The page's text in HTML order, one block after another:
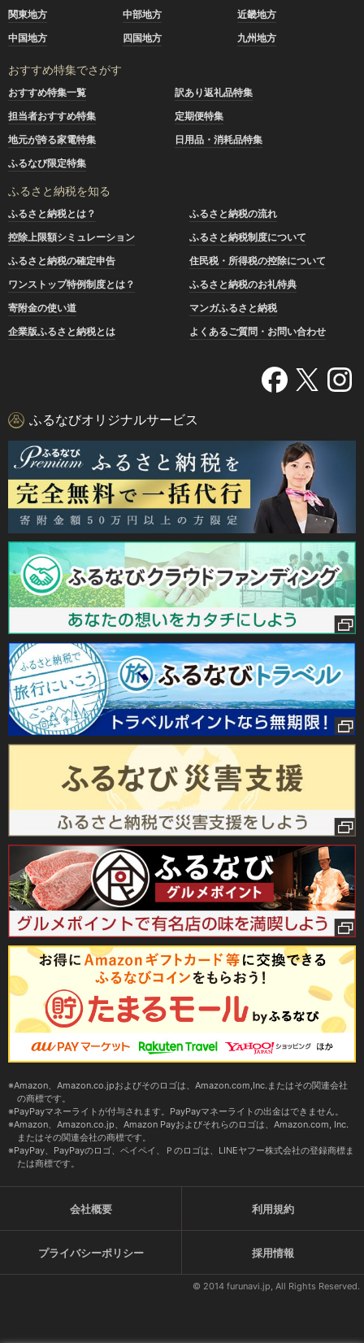
関東地方
中部地方
近畿地方
中国地方
四国地方 九州地方
おすすめ特集でさがす
おすすめ特集一覧
訳あり返礼品特集
担当者おすすめ特集
定期便特集
地元が誇る家電特集
日用品・消耗品特集
ふるなび限定特集
ふるさと納税を知る
ふるさと納税とは？
ふるさと納税の流れ
控除上限額シミュレーション
ふるさと納税制度について
ふるさと納税の確定申告
住民税・所得税の控除について
ワンストップ特例制度とは？
ふるさと納税のお礼特典
寄附金の使い道
マンガふるさと納税
企業版ふるさと納税とは
よくあるご質問・お問い合わせ
ふるなびオリジナルサービス
Amazon、Amazon.co.jpおよびそのロゴは、Amazon.com,Inc.またはその関連会社
の商標です。
PayPayマネーライトが付与されます。PayPayマネーライトの出金はできません。
Amazon、Amazon.co.jp、Amazon Payおよびそれらのロゴは、Amazon.com, Inc.
またはその関連会社の商標です。
PayPay、PayPayのロゴ、ペイペイ、Ｐのロゴは、LINEヤフー株式会社の登録商標ま
たは商標です。
会社概要 利用規約
プライバシーポリシー 採用情報
© 2014 furunavi.jp, All Rights Reserved.